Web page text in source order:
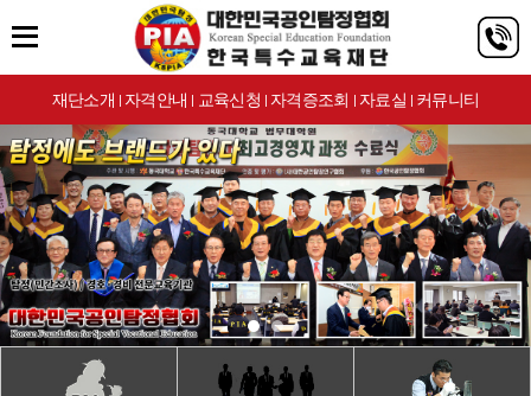
재단소개 | 자격안내 | 교육신청 | 자격증조회 | 자료실 | 커뮤니티